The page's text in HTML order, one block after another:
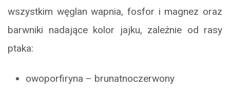
wszystkim węglan wapnia, fosfor i magnez oraz
barwniki nadające kolor jajku, zależnie od rasy
ptaka:
owoporfiryna – brunatnoczerwony